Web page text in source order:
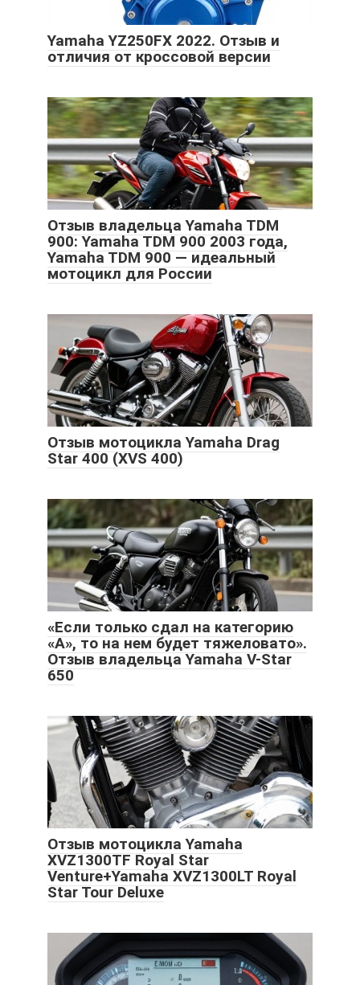
Yamaha YZ250FX 2022. Отзыв и
отличия от кроссовой версии
Отзыв владельца Yamaha TDM
900: Yamaha TDM 900 2003 года,
Yamaha TDM 900 — идеальный
мотоцикл для России
Отзыв мотоцикла Yamaha Drag
Star 400 (XVS 400)
«Если только сдал на категорию
«А», то на нем будет тяжеловато».
Отзыв владельца Yamaha V-Star
650
Отзыв мотоцикла Yamaha
XVZ1300TF Royal Star
Venture+Yamaha XVZ1300LT Royal
Star Tour Deluxe